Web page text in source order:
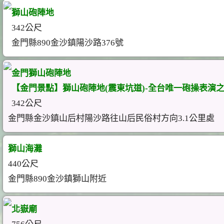
獅山砲陣地
342公尺
金門縣890金沙鎮陽沙路376號
金門獅山砲陣地
【金門景點】獅山砲陣地(震東坑道)-全台唯一砲操表演
342公尺
金門縣金沙鎮山后村陽沙路往山后民俗村方向3.1公里處
獅山海灘
440公尺
金門縣890金沙鎮獅山附近
北嶽廟